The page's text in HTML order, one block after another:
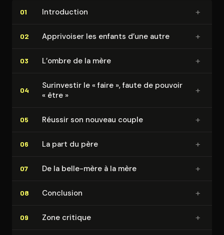
01 In­tro­duc­tion +
02 Apprivoiser les enfants d’une autre +
03 L’ombre de la mère +
04
Surinvestir le « faire », faute de pouvoir
« être »
+
05 Réussir son nouveau couple +
06 La part du père +
07 De la belle-mère à la mère +
08 Conclusion +
09 Zone critique +